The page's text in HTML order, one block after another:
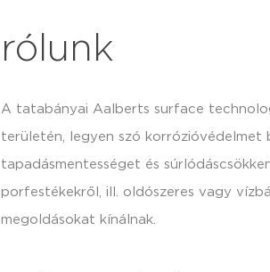
rólunk
A tatabányai Aalberts surface
területén, legyen szó
tapadásmentességet és
porfestékekről, ill. oldószeres vagy
megoldásokat kínálnak.